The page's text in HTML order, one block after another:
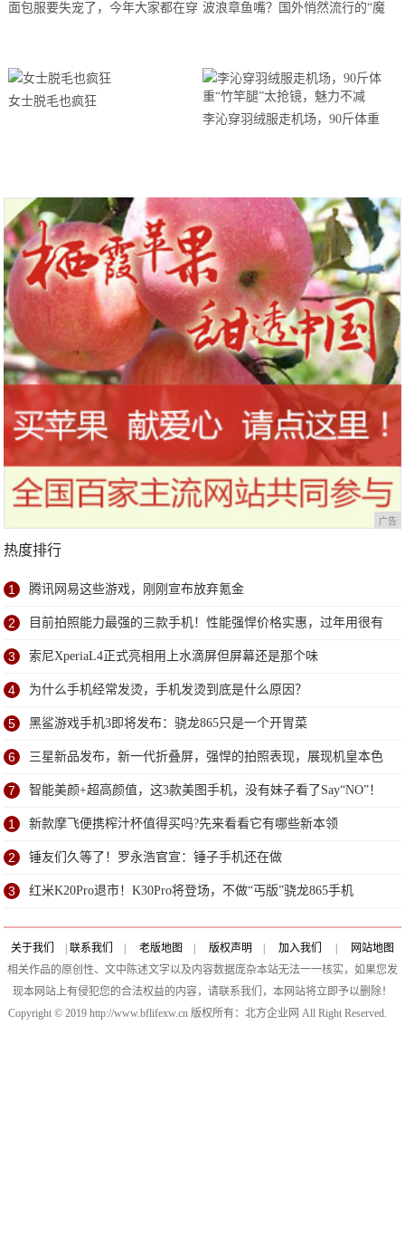
面包服要失宠了，今年大家都在穿 波浪章鱼嘴？国外悄然流行的“魔
女士脱毛也疯狂
李沁穿羽绒服走机场，90斤体重
广告
热度排行
1 腾讯网易这些游戏，刚刚宣布放弃氪金
2 目前拍照能力最强的三款手机！性能强悍价格实惠，过年用很有
面子
3 索尼XperiaL4正式亮相用上水滴屏但屏幕还是那个味
4 为什么手机经常发烫，手机发烫到底是什么原因？
5 黑鲨游戏手机3即将发布：骁龙865只是一个开胃菜
6 三星新品发布，新一代折叠屏，强悍的拍照表现，展现机皇本色
7 智能美颜+超高颜值，这3款美图手机，没有妹子看了Say“NO”！
1 新款摩飞便携榨汁杯值得买吗?先来看看它有哪些新本领
2 锤友们久等了！罗永浩官宣：锤子手机还在做
3 红米K20Pro退市！K30Pro将登场，不做“丐版”骁龙865手机
关于我们 联系我们 老版地图 版权声明 加入我们
网站地图
相关作品的原创性、文中陈述文字以及内容数据庞杂本站无法一一核实，如果您发
现本网站上有侵犯您的合法权益的内容，请联系我们，本网站将立即予以删除！
Copyright © 2019 http://www.bflifexw.cn 版权所有：北方企业网 All Right Reserved.